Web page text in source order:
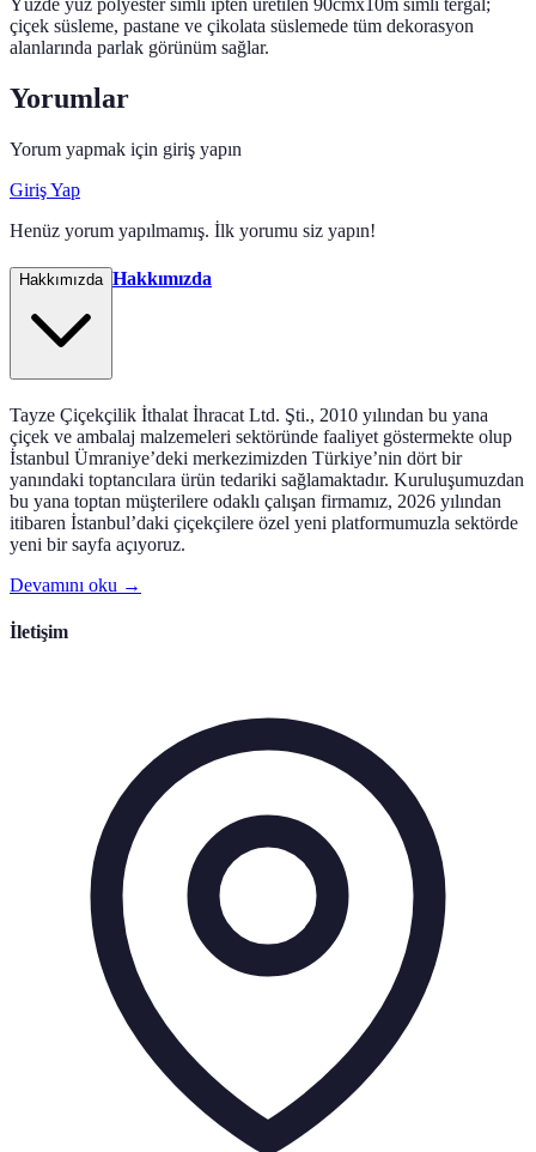
çiçek süsleme, pastane ve çikolata süslemede tüm dekorasyon
alanlarında parlak görünüm sağlar.
Yorumlar
Yorum yapmak için giriş yapın
Giriş Yap
Henüz yorum yapılmamış. İlk yorumu siz yapın!
Hakkımızda Hakkımızda
Tayze Çiçekçilik İthalat İhracat Ltd. Şti., 2010 yılından bu yana
çiçek ve ambalaj malzemeleri sektöründe faaliyet göstermekte olup
İstanbul Ümraniye’deki merkezimizden Türkiye’nin dört bir
yanındaki toptancılara ürün tedariki sağlamaktadır. Kuruluşumuzdan
bu yana toptan müşterilere odaklı çalışan firmamız, 2026 yılından
itibaren İstanbul’daki çiçekçilere özel yeni platformumuzla sektörde
yeni bir sayfa açıyoruz.
Devamını oku →
İletişim